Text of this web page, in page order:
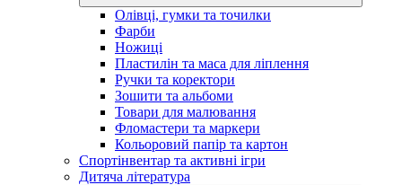
Олівці, гумки та точилки
Фарби
Ножиці
Пластилін та маса для ліплення
Ручки та коректори
Зошити та альбоми
Товари для малювання
Фломастери та маркери
Кольоровий папір та картон
Спортінвентар та активні ігри
Дитяча література